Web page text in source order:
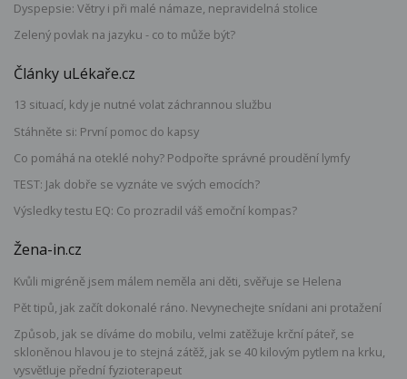
Dyspepsie: Větry i při malé námaze, nepravidelná stolice
Zelený povlak na jazyku - co to může být?
Články uLékaře.cz
13 situací, kdy je nutné volat záchrannou službu
Stáhněte si: První pomoc do kapsy
Co pomáhá na oteklé nohy? Podpořte správné proudění lymfy
TEST: Jak dobře se vyznáte ve svých emocích?
Výsledky testu EQ: Co prozradil váš emoční kompas?
Žena-in.cz
Kvůli migréně jsem málem neměla ani děti, svěřuje se Helena
Pět tipů, jak začít dokonalé ráno. Nevynechejte snídani ani protažení
Způsob, jak se díváme do mobilu, velmi zatěžuje krční páteř, se
skloněnou hlavou je to stejná zátěž, jak se 40 kilovým pytlem na krku,
vysvětluje přední fyzioterapeut